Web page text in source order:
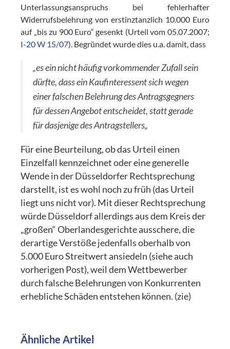
Unterlassungsanspruchs bei fehlerhafter
Widerrufsbelehrung von erstinztanzlich 10.000 Euro
auf „bis zu 900 Euro“ gesenkt (Urteil vom 05.07.2007;
I-20 W 15/07). Begründet wurde dies u.a. damit, dass
„es ein nicht häufig vorkommender Zufall sein
dürfte, dass ein Kaufinteressent sich wegen
einer falschenBelehrung des Antragsgegners
für dessen Angebot entscheidet, statt gerade
für dasjenige des Antragstellers„
Für eine Beurteilung, ob das Urteil einen
Einzelfall kennzeichnet oder eine generelle
Wende in der Düsseldorfer Rechtsprechung
darstellt, ist es wohl noch zu früh (das Urteil
liegt uns nicht vor). Mit dieser Rechtsprechung
würde Düsseldorf allerdings aus dem Kreis der
„großen“ Oberlandesgerichte ausschere, die
derartige Verstöße jedenfalls oberhalb von
5.000 Euro Streitwert ansiedeln (siehe auch
vorherigen Post), weil dem Wettbewerber
durch falsche Belehrungen von Konkurrenten
erhebliche Schäden entstehen können. (zie)
Ähnliche Artikel